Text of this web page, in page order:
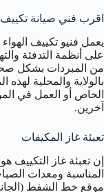
اقرب فني صيانة
يعمل فنيو تكييف
على أنظمة التدفئة
من المبردات بشكل
بالولاية والمحلية
الخاص أو العمل في
آخرين.
تعبئة غاز المكيفات
إن تعبئة غاز التكييف
المناسبة ومعدات
موقع خط الشفط